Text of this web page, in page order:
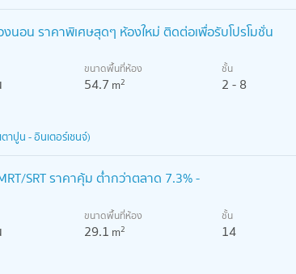
นอน ราคาพิเศษสุดๆ ห้องใหม่ ติดต่อเพื่อรับโปรโมชั่น
ขนาดพื้นที่ห้อง
54.7 m2
ชั้น
2 - 8
าปูน - อินเตอร์เชนจ์)
SRT ราคาคุ้ม ต่ำกว่าตลาด 7.3% -
ขนาดพื้นที่ห้อง
29.1 m2
ชั้น
14